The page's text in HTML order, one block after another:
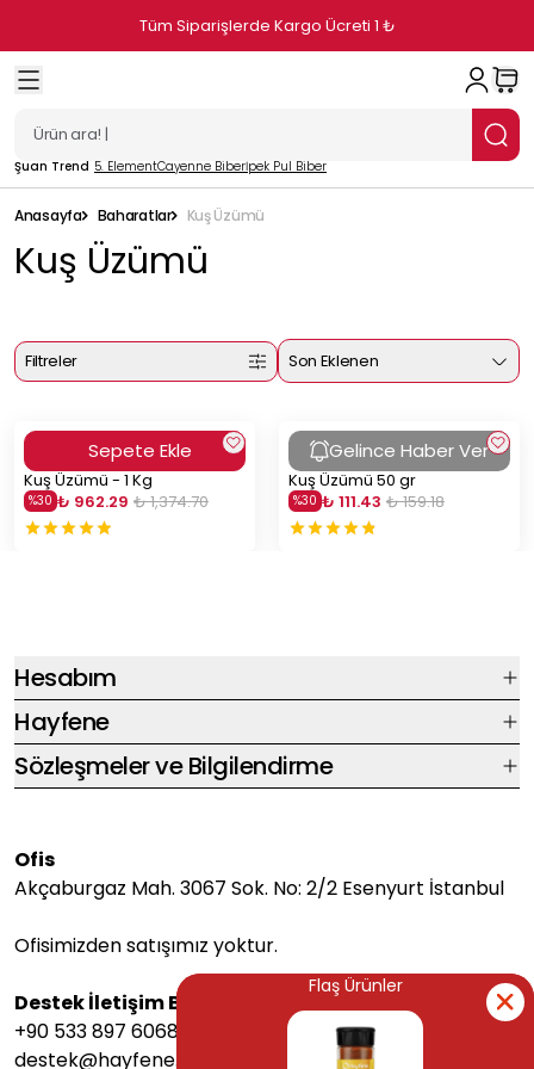
Tüm Siparişlerde Kargo Ücreti 1 ₺
Şuan Trend 5. ElementCayenne Biberİpek Pul Biber
Anasayfa Baharatlar Kuş Üzümü
Kuş Üzümü
Filtreler Son Eklenen
Sepete Ekle
Kuş Üzümü - 1 Kg
%30 ₺ 962.29 ₺ 1,374.70
Gelince Haber Ver
Kuş Üzümü 50 gr
%30 ₺ 111.43 ₺ 159.18
Hesabım
Hayfene
Sözleşmeler ve Bilgilendirme
Ofis
Akçaburgaz Mah. 3067 Sok. No: 2/2 Esenyurt İstanbul
Ofisimizden satışımız yoktur.
Destek İletişim Bilgileri
+90 533 897 6068
destek@hayfene.com
Flaş Ürünler
Flaş Ürünler